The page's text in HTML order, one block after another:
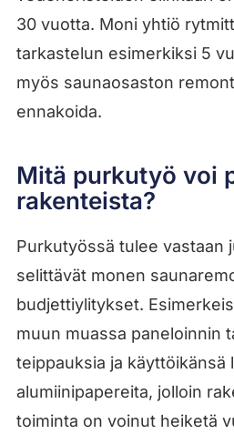
30 vuotta. Moni yhtiö
tarkastelun esimerkiksi 5
myös saunaosaston
ennakoida.
Mitä purkutyö voi
rakenteista?
Purkutyössä tulee vastaan
selittävät monen
budjettiylitykset.
muun muassa paneloinnin
teippauksia ja käyttöikänsä
alumiinipapereita, jolloin
toiminta on voinut heiketä